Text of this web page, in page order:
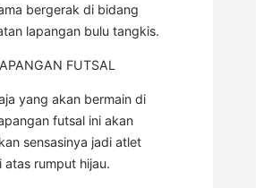
bergerak di bidang
lapangan bulu tangkis.
FUTSAL
yang akan bermain di
futsal ini akan
sensasinya jadi atlet
atas rumput hijau.